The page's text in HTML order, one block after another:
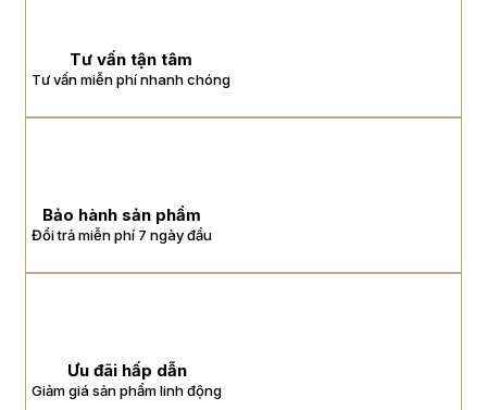
Tư vấn tận tâm
Tư vấn miễn phí nhanh chóng
Bảo hành sản phẩm
Đổi trả miễn phí 7 ngày đầu
Ưu đãi hấp dẫn
Giảm giá sản phẩm linh động